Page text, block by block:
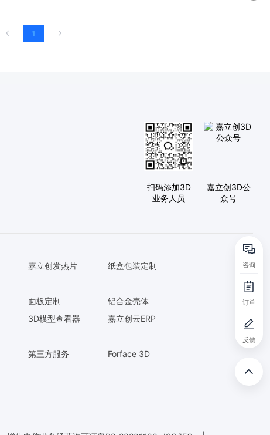
1
扫码添加3D
业务人员
嘉立创3D公
众号
嘉立创发热片
纸盒包装定制
面板定制 铝合金壳体
3D模型查看器
嘉立创云ERP
第三方服务
Forface 3D
咨询
订单
反馈